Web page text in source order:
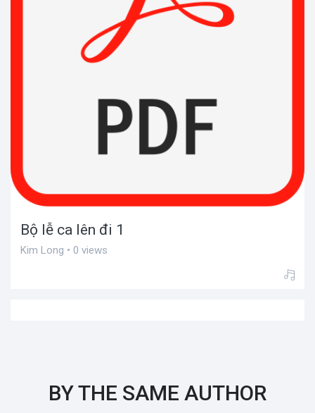
Bộ lễ ca lên đi 1
Kim Long • 0 views
BY THE SAME AUTHOR